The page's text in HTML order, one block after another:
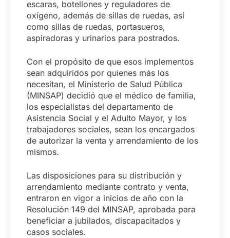
escaras, botellones y reguladores de
oxígeno, además de sillas de ruedas, así
como sillas de ruedas, portasueros,
aspiradoras y urinarios para postrados.
Con el propósito de que esos implementos
sean adquiridos por quienes más los
necesitan, el Ministerio de Salud Pública
(MINSAP) decidió que el médico de familia,
los especialistas del departamento de
Asistencia Social y el Adulto Mayor, y los
trabajadores sociales, sean los encargados
de autorizar la venta y arrendamiento de los
mismos.
Las disposiciones para su distribución y
arrendamiento mediante contrato y venta,
entraron en vigor a inicios de año con la
Resolución 149 del MINSAP, aprobada para
beneficiar a jubilados, discapacitados y
casos sociales.